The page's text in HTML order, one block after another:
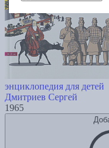
энциклопедия для детей
Дмитриев Сергей
1965